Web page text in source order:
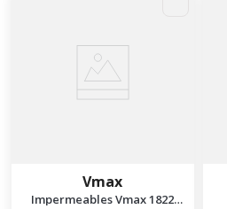
Vmax
Impermeables Vmax 1822